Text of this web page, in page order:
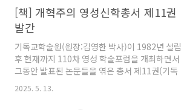
이렇게 실패자로 평가받았..
한다. 이제는 신과 인간이라는 양자 관계를 넘어,
신-인간-인공의 삼자 관계 안에서 신학적 패러다
임을 재구성할 필요성이 제기된다." 한신대학교
교수 전철 박사의 주장이다. 전철 박사는 한국기
독교학회(회장:황덕형 총장, 서울신대)가 지난 6
월 14일(토) 오전 10시 서울 영등포구에 위치한
신길교회(담임:이기용 목사)에서 개최한 '2025
[책] 개혁주의 영성신학총서 제11권
발간
기독교학술원(원장:김영한 박사)이 1982년 설립
후 현재까지 110차 영성 학술포럼을 개최하면서
그동안 발표된 논문들을 엮은 총서 제11권(기독
교학술원 출판부, 2024년 11월)을 발간했다. 이
번 영성신학총서는 이라는 제목으로 총 5부로 구
2025. 5. 13.